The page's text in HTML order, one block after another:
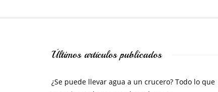
Últimos artículos publicados
¿Se puede llevar agua a un crucero? Todo lo que